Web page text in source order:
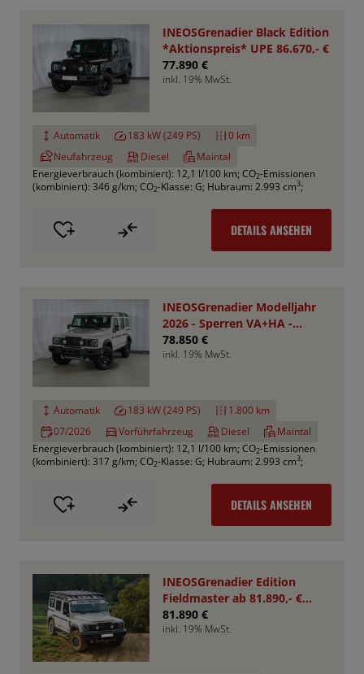
INEOSGrenadier Black Edition
*Aktionspreis* UPE 86.670,- €
77.890 €
inkl. 19% MwSt.
Automatik 183 kW (249 PS)
0 km
Neufahrzeug
Diesel
Maintal
Energieverbrauch (kombiniert): 12,1 l/100 km; CO2-Emissionen
(kombiniert): 346 g/km; CO2-Klasse: G; Hubraum: 2.993 cm3;
DETAILS ANSEHEN
INEOSGrenadier Modelljahr
2026 - Sperren VA+HA -
Smooth Pack
78.850 €
inkl. 19% MwSt.
Automatik 183 kW (249 PS)
1.800 km
07/2026
Vorführfahrzeug Diesel
Maintal
Energieverbrauch (kombiniert): 12,1 l/100 km; CO2-Emissionen
(kombiniert): 317 g/km; CO2-Klasse: G; Hubraum: 2.993 cm3;
DETAILS ANSEHEN
INEOSGrenadier Edition
Fieldmaster ab 81.890,- €
*Bestellfahrzeug*
81.890 €
inkl. 19% MwSt.